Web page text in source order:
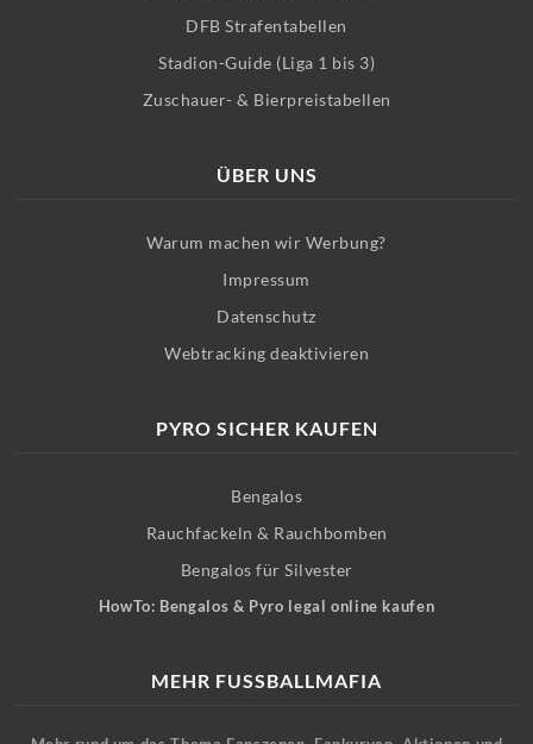
DFB Strafentabellen
Stadion-Guide (Liga 1 bis 3)
Zuschauer- & Bierpreistabellen
ÜBER UNS
Warum machen wir Werbung?
Impressum
Datenschutz
Webtracking deaktivieren
PYRO SICHER KAUFEN
Bengalos
Rauchfackeln & Rauchbomben
Bengalos für Silvester
HowTo: Bengalos & Pyro legal online kaufen
MEHR FUSSBALLMAFIA